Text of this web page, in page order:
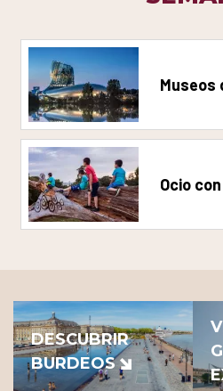
Museos
Ocio
DESCUBRIR
BURDEOS